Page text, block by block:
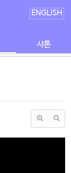
ENGLISH
샤론